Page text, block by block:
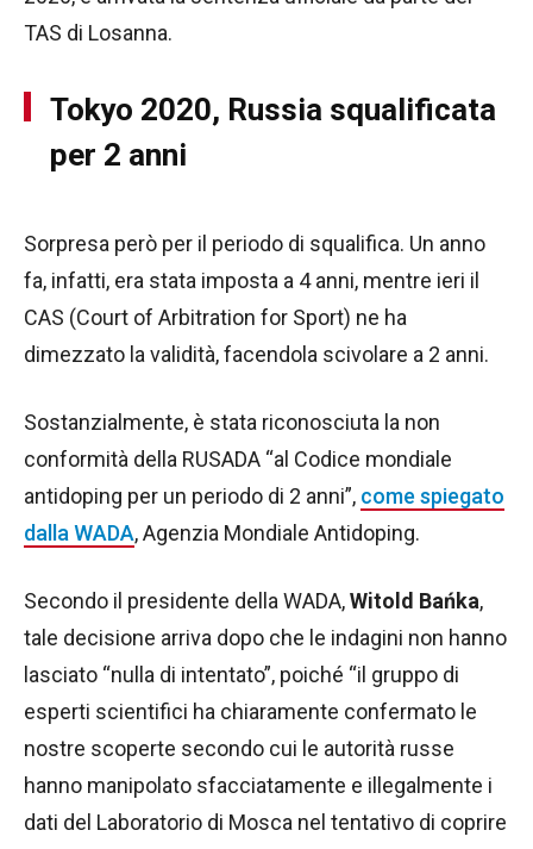
TAS di Losanna.
Tokyo 2020, Russia squalificata
per 2 anni
Sorpresa però per il periodo di squalifica. Un anno
fa, infatti, era stata imposta a 4 anni, mentre ieri il
CAS (Court of Arbitration for Sport) ne ha
dimezzato la validità, facendola scivolare a 2 anni.
Sostanzialmente, è stata riconosciuta la non
conformità della RUSADA “al Codice mondiale
antidoping per un periodo di 2 anni”, come spiegato
dalla WADA, Agenzia Mondiale Antidoping.
Secondo il presidente della WADA,Witold Bańka,
tale decisione arriva dopo che le indagini non hanno
lasciato “nulla di intentato”, poiché “il gruppo di
esperti scientifici ha chiaramente confermato le
nostre scoperte secondo cui le autorità russe
hanno manipolato sfacciatamente e illegalmente i
dati del Laboratorio di Mosca nel tentativo di coprire